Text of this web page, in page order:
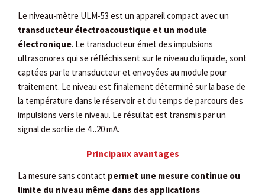
Le niveau-mètre ULM-53 est un appareil compact avec un
transducteur électroacoustique et un module
électronique. Le transducteur émet des impulsions
ultrasonores qui se réfléchissent sur le niveau du liquide, sont
captées par le transducteur et envoyées au module pour
traitement. Le niveau est finalement déterminé sur la base de
la température dans le réservoir et du temps de parcours des
impulsions vers le niveau. Le résultat est transmis par un
signal de sortie de 4...20 mA.
Principaux avantages
La mesure sans contact permet une mesure continue ou
limite du niveau même dans des applications